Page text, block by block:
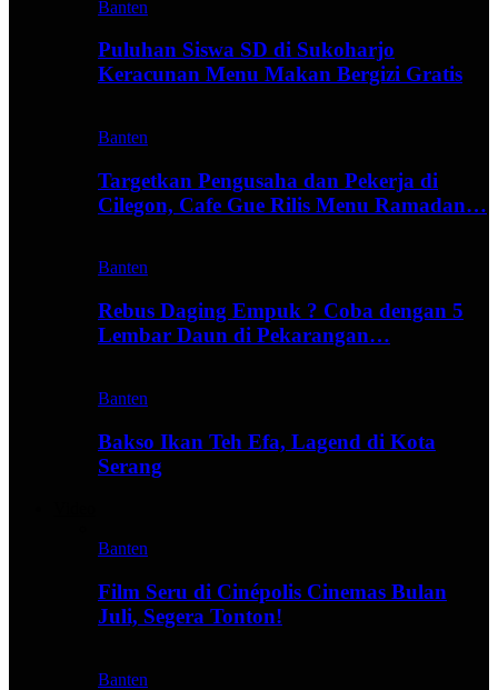
Banten
Puluhan Siswa SD di Sukoharjo
Keracunan Menu Makan Bergizi Gratis
Banten
Targetkan Pengusaha dan Pekerja di
Cilegon, Cafe Gue Rilis Menu Ramadan…
Banten
Rebus Daging Empuk ? Coba dengan 5
Lembar Daun di Pekarangan…
Banten
Bakso Ikan Teh Efa, Lagend di Kota
Serang
Banten
Film Seru di Cinépolis Cinemas Bulan
Juli, Segera Tonton!
Banten